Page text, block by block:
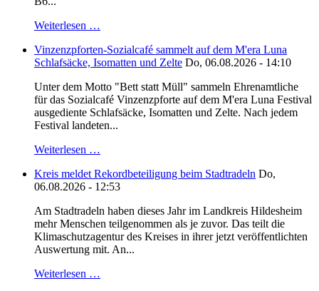
Weiterlesen …
Vinzenzpforten-Sozialcafé sammelt auf dem M'era Luna
Schlafsäcke, Isomatten und Zelte Do, 06.08.2026 - 14:10
Unter dem Motto "Bett statt Müll" sammeln Ehrenamtliche
für das Sozialcafé Vinzenzpforte auf dem M'era Luna Festival
ausgediente Schlafsäcke, Isomatten und Zelte. Nach jedem
Festival landeten...
Weiterlesen …
Kreis meldet Rekordbeteiligung beim Stadtradeln Do,
06.08.2026 - 12:53
Am Stadtradeln haben dieses Jahr im Landkreis Hildesheim
mehr Menschen teilgenommen als je zuvor. Das teilt die
Klimaschutzagentur des Kreises in ihrer jetzt veröffentlichten
Auswertung mit. An...
Weiterlesen …